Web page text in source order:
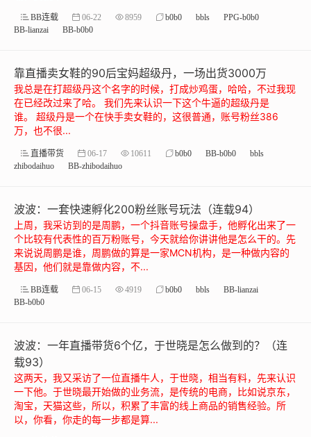
BB连载 06-22 8959 b0b0 bbls
PPG-b0b0
BB-lianzai
BB-b0b0
靠直播卖女鞋的90后宝妈超级丹，一场出货3000万
我总是在打超级丹这个名字的时候，打成炒鸡蛋，哈哈，不过我现
在已经改过来了哈。 我们先来认识一下这个牛逼的超级丹是
谁。 超级丹是一个在快手卖女鞋的，这很普通，账号粉丝386
万，也不很...
直播带货 06-17 10611 b0b0 BB-b0b0
bbls
zhibodaihuo
BB-zhibodaihuo
波波：一套快速孵化200粉丝账号玩法（连载94）
上周，我采访到的是周鹏，一个抖音账号操盘手，他孵化出来了一
个比较有代表性的百万粉账号，今天就给你讲讲他是怎么干的。先
来说说周鹏是谁，周鹏做的算是一家MCN机构，是一种做内容的
基因，他们就是靠做内容，不...
BB连载 06-15 4919 b0b0 bbls
BB-lianzai
BB-b0b0
波波：一年直播带货6个亿，于世晓是怎么做到的？（连
载93）
这两天，我又采访了一位直播牛人，于世晓，相当有料，先来认识
一下他。于世晓最开始做的业务流，是传统的电商，比如说京东，
淘宝，天猫这些，所以，积累了丰富的线上商品的销售经验。所
以，你看，你走的每一步都是算...